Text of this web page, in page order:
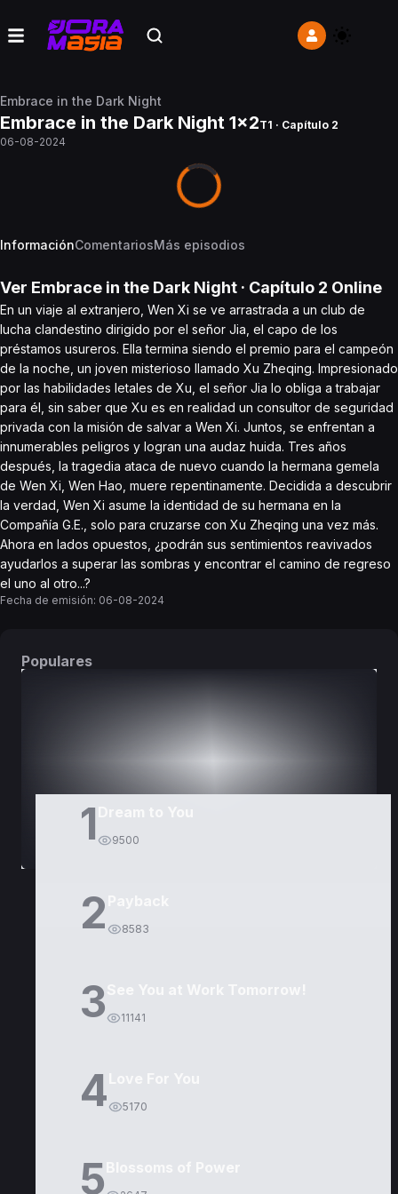
Embrace in the Dark Night
Embrace in the Dark Night 1x2T1 · Capítulo 2
06-08-2024
InformaciónComentariosMás episodios
Ver Embrace in the Dark Night · Capítulo 2 Online
En un viaje al extranjero, Wen Xi se ve arrastrada a un club de
lucha clandestino dirigido por el señor Jia, el capo de los
préstamos usureros. Ella termina siendo el premio para el campeón
de la noche, un joven misterioso llamado Xu Zheqing. Impresionado
por las habilidades letales de Xu, el señor Jia lo obliga a trabajar
para él, sin saber que Xu es en realidad un consultor de seguridad
privada con la misión de salvar a Wen Xi. Juntos, se enfrentan a
innumerables peligros y logran una audaz huida. Tres años
después, la tragedia ataca de nuevo cuando la hermana gemela
de Wen Xi, Wen Hao, muere repentinamente. Decidida a descubrir
la verdad, Wen Xi asume la identidad de su hermana en la
Compañía G.E., solo para cruzarse con Xu Zheqing una vez más.
Ahora en lados opuestos, ¿podrán sus sentimientos reavivados
ayudarlos a superar las sombras y encontrar el camino de regreso
el uno al otro...?
Fecha de emisión: 06-08-2024
Populares
1 9500
2 8583
3 11141
4 5170
5